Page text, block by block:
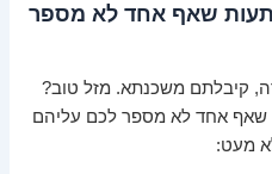
שקופות" – 4 הפתעות שאף אחד לא מספר
קיבלתם משכנתא. מזל טוב?
שאף אחד לא מספר לכם עליהם
מעט: